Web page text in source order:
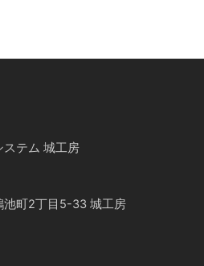
テム 城工房
池町2丁目5-33 城工房